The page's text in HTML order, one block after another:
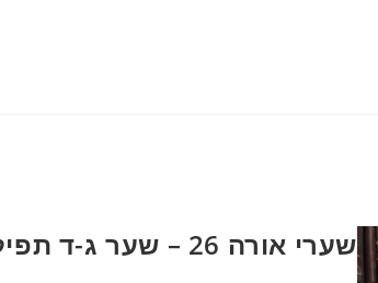
שערי אורה 26 – שער ג-ד תפילה עצה